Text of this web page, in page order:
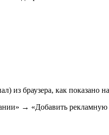
из браузера, как показано
→ «Добавить